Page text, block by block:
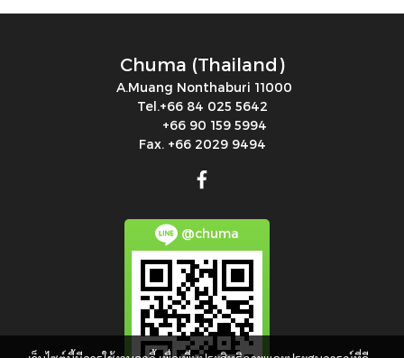
Chuma (Thailand)
A.Muang Nonthaburi 11000
Tel.+66 84 025 5642
+66 90 159 5994
Fax. +66 2029 9494
@chuma